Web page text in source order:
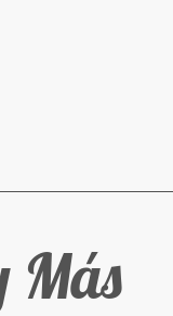
Más